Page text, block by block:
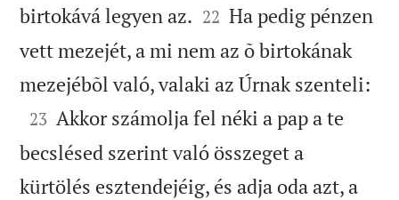
birtokává legyen az. 

22 Ha pedig pénzen
vett mezejét, a mi nem az õ birtokának
mezejébõl való, valaki az Úrnak szenteli:

23 Akkor számolja fel néki a pap a te
becslésed szerint való összeget a
kürtölés esztendejéig, és adja oda azt, a